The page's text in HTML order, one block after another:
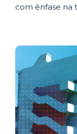
com ênfase na